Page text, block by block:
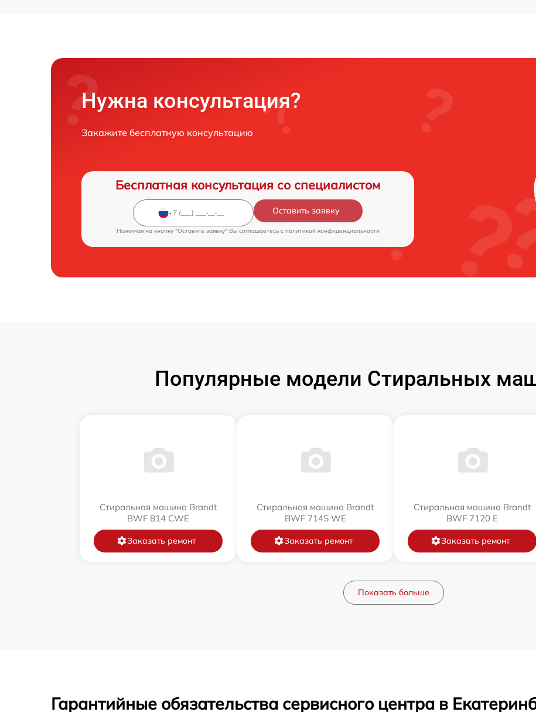
Нужна консультация?
Закажите бесплатную консультацию
Бесплатная консультация со специалистом
Оставить заявку
Нажимая на кнопку "Оставить заявку" Вы соглашаетесь c политикой конфиденциальности
Популярные модели Стиральных
Стиральная машина Brandt
BWF 814 CWE
Заказать ремонт
Стиральная машина Brandt
BWF 714S WE
Заказать ремонт
Стиральная машина Brandt
BWF 7120 E
Заказать ремонт
Показать больше
Гарантийные обязательства сервисного центра в